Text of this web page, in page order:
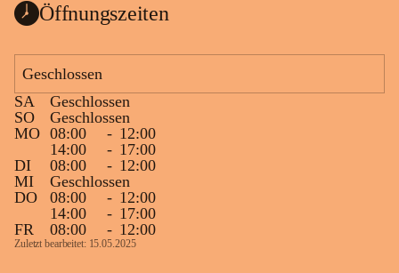
Öffnungszeiten
Geschlossen
SA
Geschlossen
SO
Geschlossen
MO 08:00 - 12:00
14:00
- 17:00
DI
08:00 - 12:00
MI
Geschlossen
DO
08:00 - 12:00
14:00
- 17:00
FR
08:00 - 12:00
Zuletzt bearbeitet: 15.05.2025